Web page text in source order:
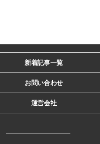
新着記事一覧
お問い合わせ
運営会社